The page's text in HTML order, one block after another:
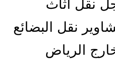
نقل أثاث
نقل البضائع
الرياض